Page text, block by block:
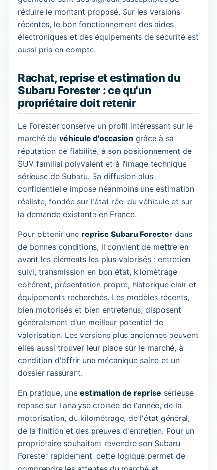
réduire le montant proposé. Sur les versions
récentes, le bon fonctionnement des aides
électroniques et des équipements de sécurité est
aussi pris en compte.
Rachat, reprise et estimation du
Subaru Forester : ce qu'un
propriétaire doit retenir
Le Forester conserve un profil intéressant sur le
marché du véhicule d'occasion grâce à sa
réputation de fiabilité, à son positionnement de
SUV familial polyvalent et à l'image technique
sérieuse de Subaru. Sa diffusion plus
confidentielle impose néanmoins une estimation
réaliste, fondée sur l'état réel du véhicule et sur
la demande existante en France.
Pour obtenir une reprise Subaru Forester dans
de bonnes conditions, il convient de mettre en
avant les éléments les plus valorisés : entretien
suivi, transmission en bon état, kilométrage
cohérent, présentation propre, historique clair et
équipements recherchés. Les modèles récents,
bien motorisés et bien entretenus, disposent
généralement d'un meilleur potentiel de
valorisation. Les versions plus anciennes peuvent
elles aussi trouver leur place sur le marché, à
condition d'offrir une mécanique saine et un
dossier rassurant.
En pratique, une estimation de reprise sérieuse
repose sur l'analyse croisée de l'année, de la
motorisation, du kilométrage, de l'état général,
de la finition et des preuves d'entretien. Pour un
propriétaire souhaitant revendre son Subaru
Forester rapidement, cette logique permet de